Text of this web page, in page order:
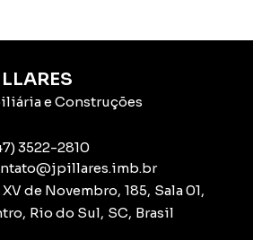
e Construções
3522-2810
XV de Novembro, 185, Sala 01,
, Rio do Sul, SC, Brasil